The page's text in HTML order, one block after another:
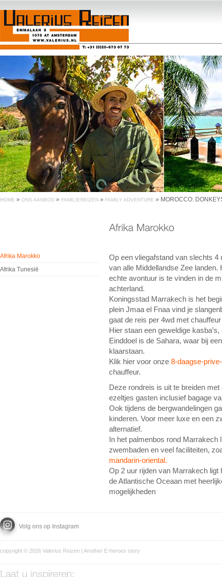
HOME » ONS AANBOD » FAMILIEREIZEN » FAMILY ADVENTURE » MOROCCO:
Afrika Marokko
Afrika Tunesië
Op een vliegafstand van slechts
van alle Middellandse Zee
echte avontuur is te vinden in de
achterland.
Koningsstad Marrakech is het
plein Jmaa el Fnaa vind je
gaat de reis per 4wd met
Hier staan een geweldige
Einddoel is de Sahara, waar bij
klaarstaan.
Klik hier voor onze 8-daagse-
chauffeur.
Deze rondreis is uit te breiden
ezeltjes gasten inclusief bagage
Ook tijdens de bergwandelingen
kinderen. Voor meer luxe en een
alternatief.
In het palmenbos rond Marrakech
zwembaden en veel faciliteiten,
mandarin-oriental.
Op 2 uur rijden van Marrakech
de Atlantische Oceaan met
mogelijkheden
Volg ons op Instagram
copyright © 2026 Valerius Reizen | Another E-heroes story